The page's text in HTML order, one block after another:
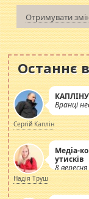
Отримувати
Останнє
Вранці
Сергій Каплін
Медіа-
утисків
8
Надія Труш